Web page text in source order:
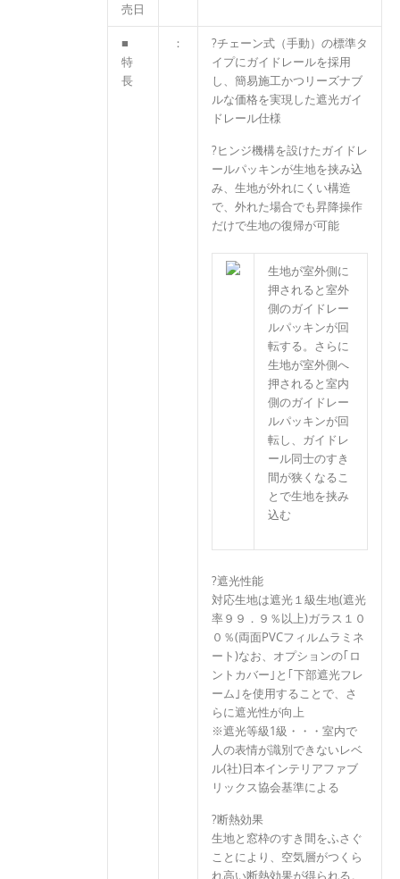
売日
■
特
長
：
?チェーン式（手動）の標準タ
イプにガイドレールを採用
し、簡易施工かつリーズナブ
ルな価格を実現した遮光ガイ
ドレール仕様
?ヒンジ機構を設けたガイドレ
ールパッキンが生地を挟み込
み、生地が外れにくい構造
で、外れた場合でも昇降操作
だけで生地の復帰が可能
生地が室外側に
押されると室外
側のガイドレー
ルパッキンが回
転する。さらに
生地が室外側へ
押されると室内
側のガイドレー
ルパッキンが回
転し、ガイドレ
ール同士のすき
間が狭くなるこ
とで生地を挟み
込む
?遮光性能
対応生地は遮光１級生地(遮光
率９９．９％以上)ガラス１０
０％(両面PVCフィルムラミネ
ート)なお、オプションの｢ロ
ントカバー｣と｢下部遮光フレ
ーム｣を使用することで、さ
らに遮光性が向上
※遮光等級1級・・・室内で
人の表情が識別できないレベ
ル(社)日本インテリアファブ
リックス協会基準による
?断熱効果
生地と窓枠のすき間をふさぐ
ことにより、空気層がつくら
れ高い断熱効果が得られる。